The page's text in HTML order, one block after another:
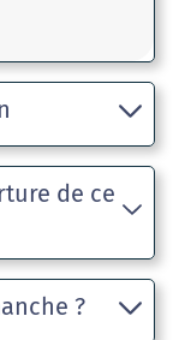
de ce
?